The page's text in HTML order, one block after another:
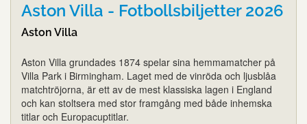
Aston Villa - Fotbollsbiljetter 2026
Aston Villa
Aston Villa grundades 1874 spelar sina hemmamatcher på
Villa Park i Birmingham. Laget med de vinröda och ljusblåa
matchtröjorna, är ett av de mest klassiska lagen i England
och kan stoltsera med stor framgång med både inhemska
titlar och Europacuptitlar.